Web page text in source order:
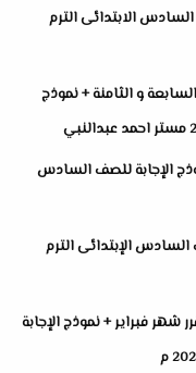
الابتدائى الترم
و الثامنة + نموذج
الإجابة للصف السادس
الإبتدائى الترم
شهر فبراير + نموذج الإجابة